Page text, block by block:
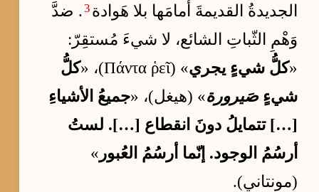
الجديدةُ القديمةَ أمامَها بلا هَوادة 3. ضدَّ
وَهْمِ الثّباتِ الشائع، لا شيءَ مُستقِرّ:
«كلُّ شيءٍ يجري» (Πάντα ῥεῖ)، «
كلُّ
شيءٍصَيرورة» (هيغل)، «جميعُ الأشياءِ
[…] تتمايلُ دونَ انقطاع […]. لستُ
أرسُمُ الوجود. إنّما أرسُمُ العُبور »
(مونتاني).